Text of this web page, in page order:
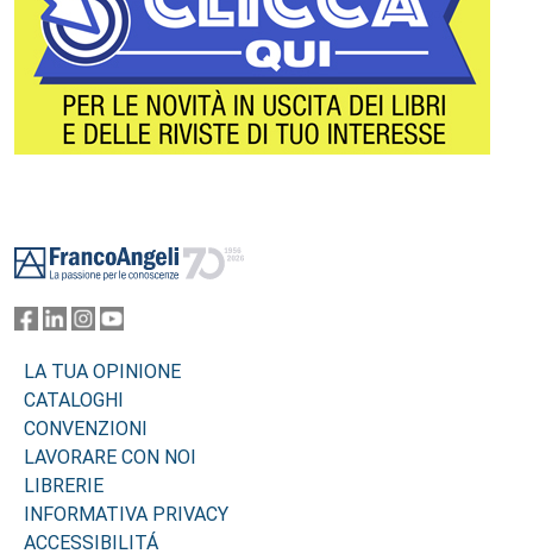
LA TUA OPINIONE
CATALOGHI
CONVENZIONI
LAVORARE CON NOI
LIBRERIE
INFORMATIVA PRIVACY
ACCESSIBILITÁ